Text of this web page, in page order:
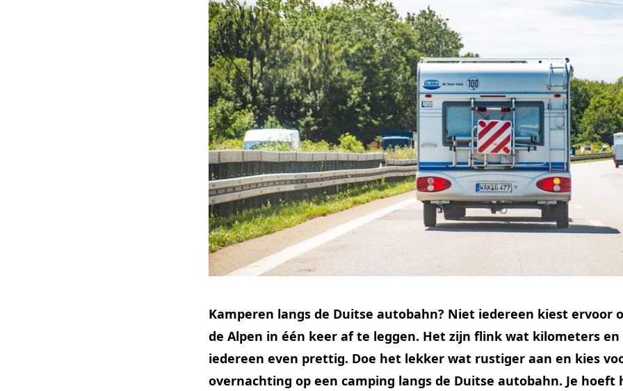
Kamperen langs de Duitse autobahn? Niet iedereen kiest ervoor
de Alpen in één keer af te leggen. Het zijn flink wat kilometers
iedereen even prettig. Doe het lekker wat rustiger aan en kies
overnachting op een camping langs de Duitse autobahn. Je hoeft